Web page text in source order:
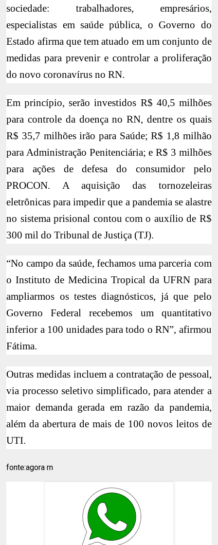
sociedade: trabalhadores, empresários,
especialistas em saúde pública, o Governo do
Estado afirma que tem atuado em um conjunto de
medidas para prevenir e controlar a proliferação
do novo coronavírus no RN.
Em princípio, serão investidos R$ 40,5 milhões
para controle da doença no RN, dentre os quais
R$ 35,7 milhões irão para Saúde; R$ 1,8 milhão
para Administração Penitenciária; e R$ 3 milhões
para ações de defesa do consumidor pelo
PROCON. A aquisição das tornozeleiras
eletrônicas para impedir que a pandemia se alastre
no sistema prisional contou com o auxílio de R$
300 mil do Tribunal de Justiça (TJ).
“No campo da saúde, fechamos uma parceria com
o Instituto de Medicina Tropical da UFRN para
ampliarmos os testes diagnósticos, já que pelo
Governo Federal recebemos um quantitativo
inferior a 100 unidades para todo o RN”, afirmou
Fátima.
Outras medidas incluem a contratação de pessoal,
via processo seletivo simplificado, para atender a
maior demanda gerada em razão da pandemia,
além da abertura de mais de 100 novos leitos de
UTI.
fonte:agora rn